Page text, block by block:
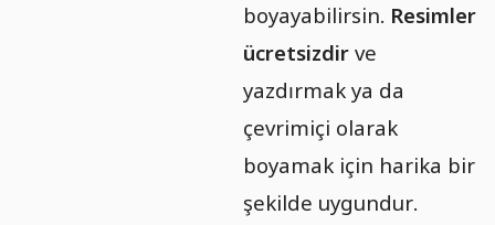
boyayabilirsin. Resimler
ücretsizdir ve
yazdırmak ya da
çevrimiçi olarak
boyamak için harika bir
şekilde uygundur.